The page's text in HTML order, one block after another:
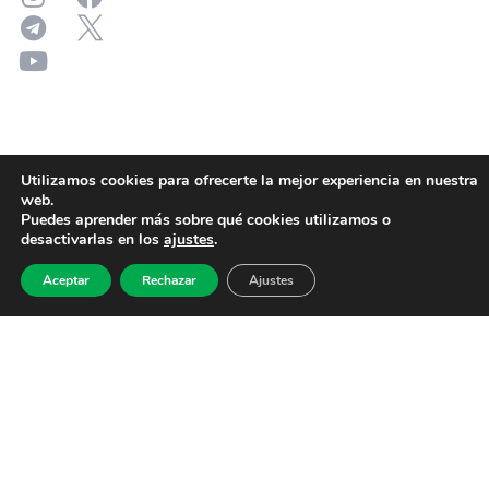
Utilizamos cookies para ofrecerte la mejor experiencia en nuestra
web.
Puedes aprender más sobre qué cookies utilizamos o
desactivarlas en los ajustes.
Aceptar Rechazar Ajustes